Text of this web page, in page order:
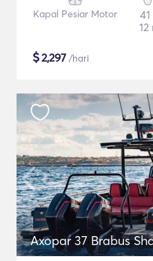
Kapal Pesiar Motor
12
$2,297 /hari
Axopar 37 Brabus